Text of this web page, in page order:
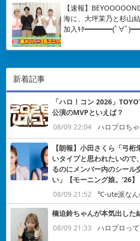
【速報】
海に、大坪茉乃と杉山
加入ｷﾀ━━━━(ﾟ∀ﾟ
新着記事
「ハロ！コン 2026」
公演のMVPといえば？
08/09 22:04
ハロプロち
【朗報】小田さくら「弓
いタイプと思われたいので
るのにメンバー内のシール
い」【モーニング娘。’26】
08/09 21:52
℃-ute派な
橋迫鈴ちゃんが本気出した
08/09 21:33
ハロプロっ